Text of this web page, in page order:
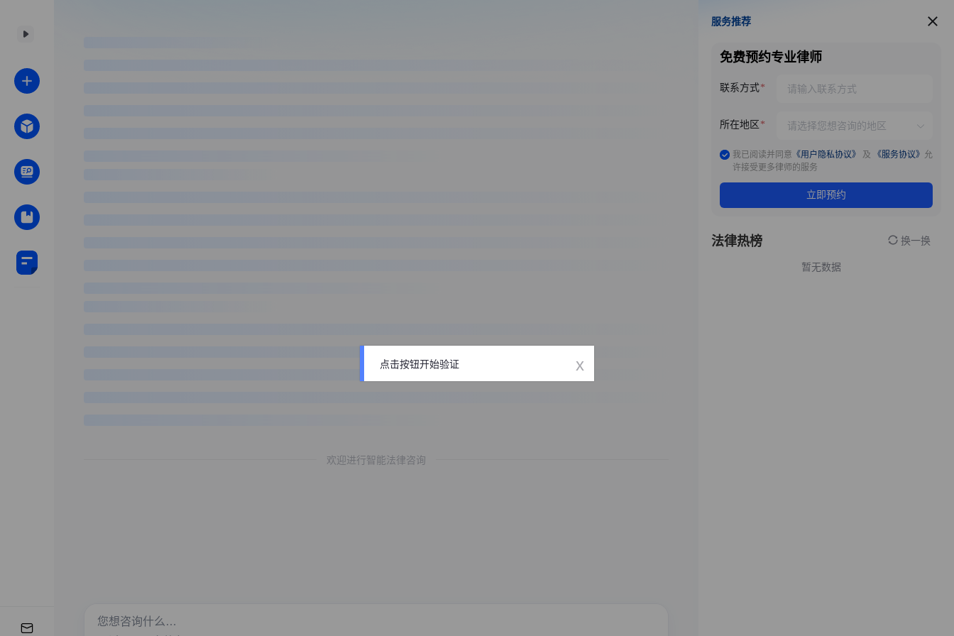
欢迎进行智能法律咨询
服务推荐
服务推荐
免费预约专业律师
联系方式
所在地区
我已阅读并同意 《用户隐私协议》 及 《服务协议》 允
许接受更多律师的服务
立即预约
法律热榜 换一换
暂无数据
点击按钮开始验证 x